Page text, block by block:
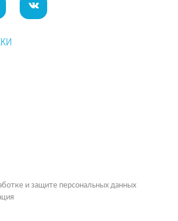
и защите персональных данных